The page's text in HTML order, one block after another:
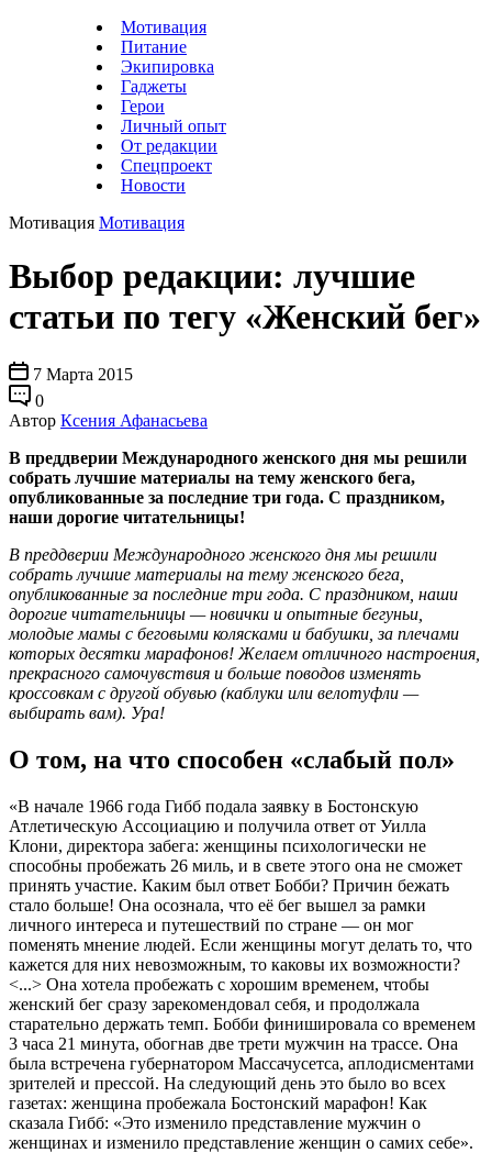
Мотивация
Питание
Экипировка
Гаджеты
Герои
Личный опыт
От редакции
Спецпроект
Новости
Мотивация Мотивация
Выбор редакции: лучшие
статьи по тегу «Женский бег»
7 Марта 2015
0
Автор Ксения Афанасьева
В преддверии Международного женского дня мы решили
собрать лучшие материалы на тему женского бега,
опубликованные за последние три года. С праздником,
наши дорогие читательницы!
В преддверии Международного женского дня мы решили
собрать лучшие материалы на тему женского бега,
опубликованные за последние три года. С праздником, наши
дорогие читательницы — новички и опытные бегуньи,
молодые мамы с беговыми колясками и бабушки, за плечами
которых десятки марафонов! Желаем отличного настроения,
прекрасного самочувствия и больше поводов изменять
кроссовкам с другой обувью (каблуки или велотуфли —
выбирать вам). Ура!
О том, на что способен «слабый пол»
«В начале 1966 года Гибб подала заявку в Бостонскую
Атлетическую Ассоциацию и получила ответ от Уилла
Клони, директора забега: женщины психологически не
способны пробежать 26 миль, и в свете этого она не сможет
принять участие. Каким был ответ Бобби? Причин бежать
стало больше! Она осознала, что её бег вышел за рамки
личного интереса и путешествий по стране — он мог
поменять мнение людей. Если женщины могут делать то, что
кажется для них невозможным, то каковы их возможности?
<...> Она хотела пробежать с хорошим временем, чтобы
женский бег сразу зарекомендовал себя, и продолжала
старательно держать темп. Бобби финишировала со временем
3 часа 21 минута, обогнав две трети мужчин на трассе. Она
была встречена губернатором Массачусетса, аплодисментами
зрителей и прессой. На следующий день это было во всех
газетах: женщина пробежала Бостонский марафон! Как
сказала Гибб: «Это изменило представление мужчин о
женщинах и изменило представление женщин о самих себе».